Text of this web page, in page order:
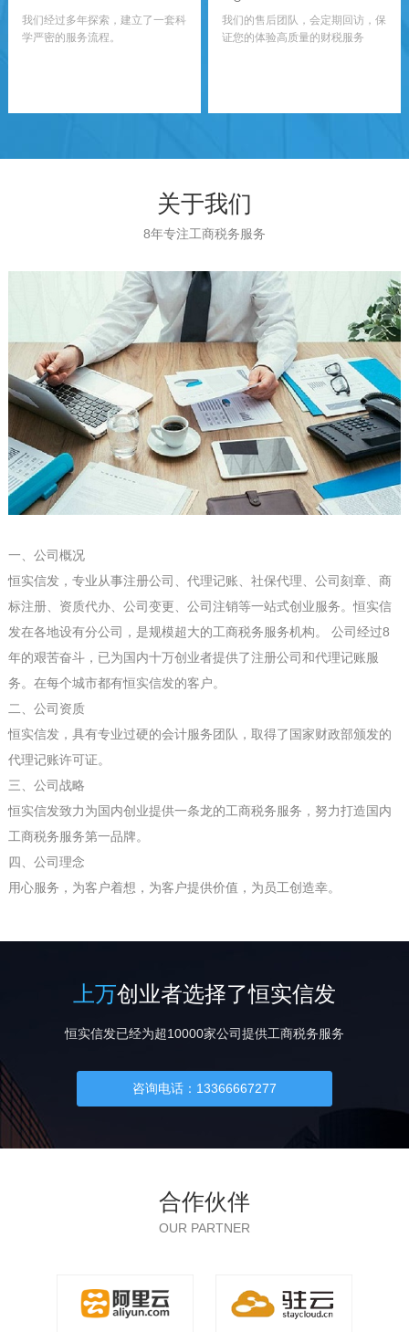
我们经过多年探索，建立了一套科
学严密的服务流程。
我们的售后团队，会定期回访，保
证您的体验高质量的财税服务
关于我们
8年专注工商税务服务
一、公司概况
恒实信发，专业从事注册公司、代理记账、社保代理、公司刻章、商
标注册、资质代办、公司变更、公司注销等一站式创业服务。恒实信
发在各地设有分公司，是规模超大的工商税务服务机构。 公司经过8
年的艰苦奋斗，已为国内十万创业者提供了注册公司和代理记账服
务。在每个城市都有恒实信发的客户。
二、公司资质
恒实信发，具有专业过硬的会计服务团队，取得了国家财政部颁发的
代理记账许可证。
三、公司战略
恒实信发致力为国内创业提供一条龙的工商税务服务，努力打造国内
工商税务服务第一品牌。
四、公司理念
用心服务，为客户着想，为客户提供价值，为员工创造幸。
上万创业者选择了恒实信发
恒实信发已经为超10000家公司提供工商税务服务
咨询电话：13366667277
合作伙伴
OUR PARTNER